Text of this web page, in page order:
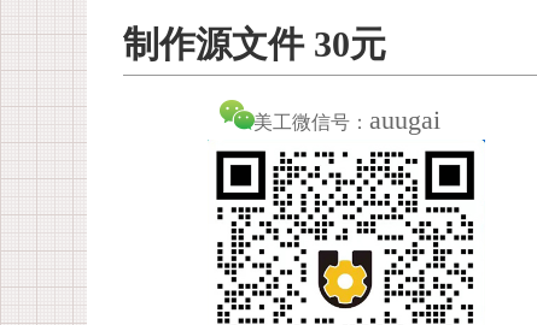
制作源文件 30元
美工微信号： auugai